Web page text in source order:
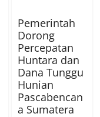
Pemerintah
Dorong
Percepatan
Huntara dan
Dana Tunggu
Hunian
Pascabencan
a Sumatera